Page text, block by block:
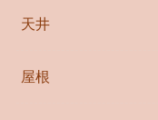
天井
屋根